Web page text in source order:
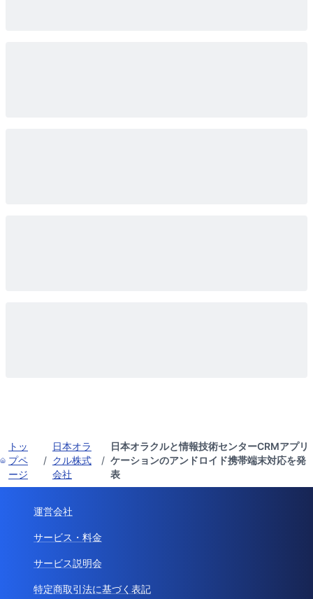
トッ
プペ
ージ
/
日本オラ
クル株式
会社
/
日本オラクルと情報技術センターCRMアプリ
ケーションのアンドロイド携帯端末対応を発
表
運営会社
サービス・料金
サービス説明会
特定商取引法に基づく表記